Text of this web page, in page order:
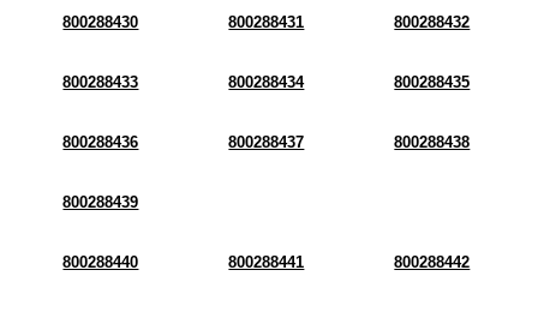
800288430 800288431 800288432
800288433 800288434 800288435
800288436 800288437 800288438
800288439
800288440 800288441 800288442